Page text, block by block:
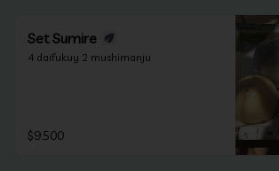
Set Sumire
4 daifukuy 2 mushimanju
$9.500